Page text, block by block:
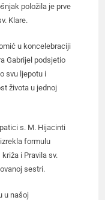
položila je prve
Klare.
u koncelebraciji
Gabrijel podsjetio
svu ljepotu i
života u jednoj
s. M. Hijacinti
formulu
i Pravila sv.
sestri.
u našoj